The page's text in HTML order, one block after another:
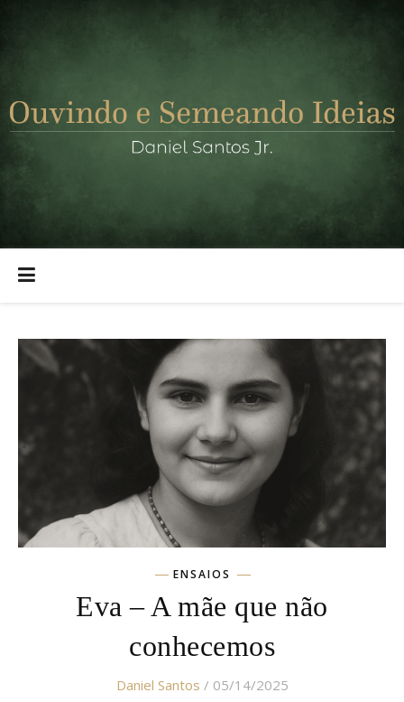
ENSAIOS
Eva – A mãe que não
conhecemos
Daniel Santos / 05/14/2025